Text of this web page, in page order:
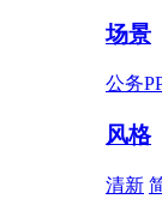
场景
公务
风格
清新